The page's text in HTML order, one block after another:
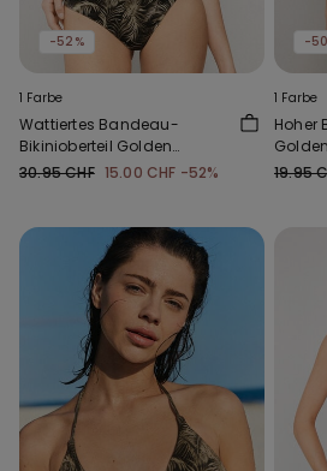
-52%
1 Farbe
Wattiertes Bandeau-
Bikinioberteil Golden
Tropics
30.95 CHF 15.00 CHF -52%
-
1 Farbe
Hoher
19.95